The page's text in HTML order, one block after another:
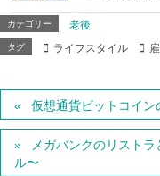
カテゴリー 老後
タグ ライフスタイル
仮想通貨ビットコイン
メガバンクのリスト
ル〜